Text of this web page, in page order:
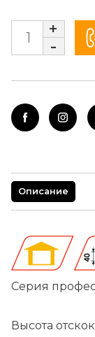
+
-
Описание
Серия
Высота